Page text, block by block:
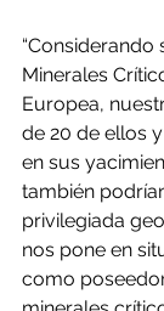
Minerales
Europea,
de 20 de ellos
en sus
también
privilegiada
nos pone en
como